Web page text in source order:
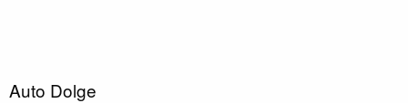
Auto Dolge